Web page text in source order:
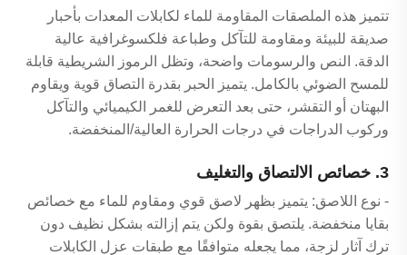
تتميز هذه الملصقات المقاومة للماء لكابلات المعدات بأحبار
صديقة للبيئة ومقاومة للتآكل وطباعة فلكسوغرافية عالية
الدقة. النص والرسومات واضحة، وتظل الرموز الشريطية قابلة
للمسح الضوئي بالكامل. يتميز الحبر بقدرة التصاق قوية ويقاوم
البهتان أو التقشر، حتى بعد التعرض للغمر الكيميائي والتآكل
وركوب الدراجات في درجات الحرارة العالية/المنخفضة.
3. خصائص الالتصاق والتغليف
- نوع اللاصق: يتميز بظهر لاصق قوي ومقاوم للماء مع خصائص
بقايا منخفضة. يلتصق بقوة ولكن يتم إزالته بشكل نظيف دون
ترك آثار لزجة، مما يجعله متوافقًا مع طبقات عزل الكابلات